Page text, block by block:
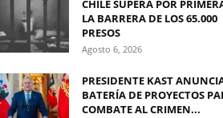
CHILE SUPERA POR
LA BARRERA DE LOS 65.000
PRESOS
Agosto 6, 2026
PRESIDENTE KAST
BATERÍA DE PROYECTOS
COMBATE AL CRIMEN...